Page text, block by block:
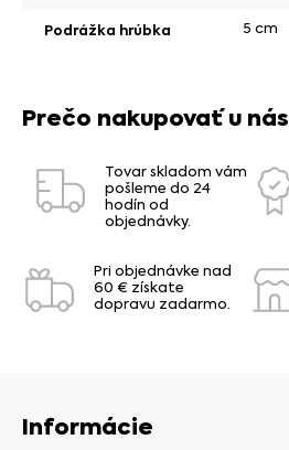
Podrážka hrúbka 5 cm
Prečo nakupovať u nás
Tovar skladom vám
pošleme do 24
hodín od
objednávky.
Pri objednávke nad
60 € získate
dopravu zadarmo.
Informácie